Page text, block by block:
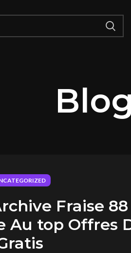
Fraise
top Offres